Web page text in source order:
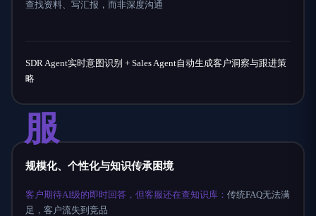
查找资料、写汇报，而非深度沟通
SDR Agent实时意图识别 + Sales Agent自动生成客户洞察与跟进策
略
服
规模化、个性化与知识传承困境
客户期待AI级的即时回答，但客服还在查知识库： 传统FAQ无法满
足，客户流失到竞品